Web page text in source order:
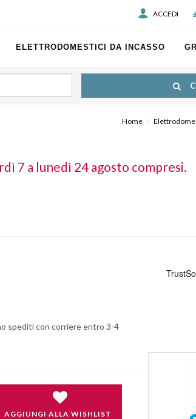
ACCEDI
ELETTRODOMESTICI DA INCASSO
Home
7 a lunedì 24 agosto compresi.
spediti con corriere entro 3-4
AGGIUNGI ALLA WISHLIST